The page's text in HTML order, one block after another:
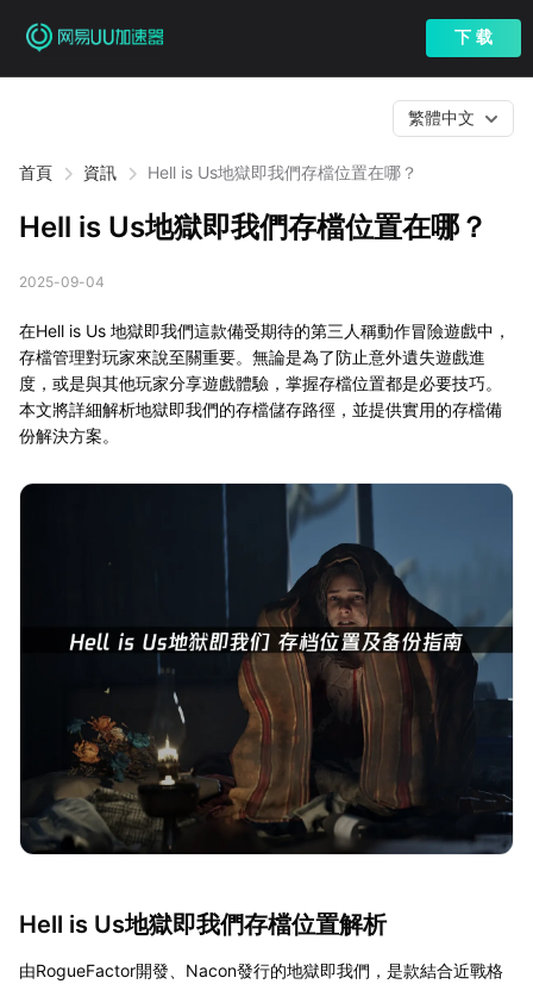
下 载
首頁 資訊 Hell is Us地獄即我們存檔位置在哪？
繁體中文
Hell is Us地獄即我們存檔位置在哪？
2025-09-04
在Hell is Us 地獄即我們這款備受期待的第三人稱動作冒險遊戲中，
存檔管理對玩家來說至關重要。無論是為了防止意外遺失遊戲進
度，或是與其他玩家分享遊戲體驗，掌握存檔位置都是必要技巧。
本文將詳細解析地獄即我們的存檔儲存路徑，並提供實用的存檔備
份解決方案。
Hell is Us地獄即我們存檔位置解析
由RogueFactor開發、Nacon發行的地獄即我們，是款結合近戰格